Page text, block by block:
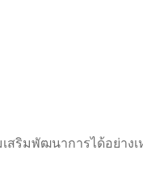
สริมพัฒนาการได้อย่า